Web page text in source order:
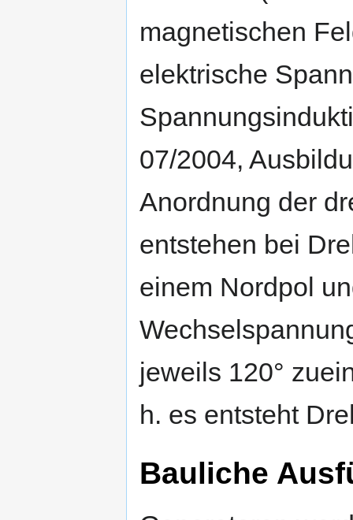
magnetischen
elektrische
07/2004,
Anordnung der
entstehen bei
einem Nordpol
jeweils 120°
h. es entsteht
Bauliche